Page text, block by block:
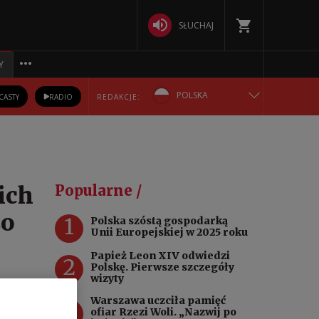
SŁUCHAJ
RADIO REDAKCJE: POLSKA
РУССКИЙ
УКРАЇНСЬКА
Popularne /
1
Polska szóstą gospodarką
Unii Europejskiej w 2025 roku
2
Papież Leon XIV odwiedzi
Polskę. Pierwsze szczegóły
wizyty
Warszawa uczciła pamięć
ofiar Rzezi Woli. „Nazwij po